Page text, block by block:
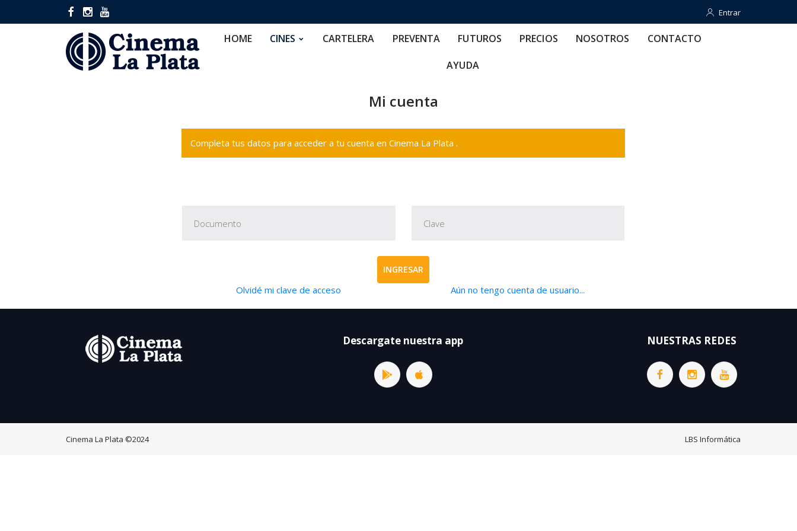
Entrar
Entrar
HOME CINES CARTELERA PREVENTA FUTUROS PRECIOS NOSOTROS CONTACTO
AYUDA
Mi cuenta
Completa tus datos para acceder a tu cuenta en Cinema La Plata .
INGRESAR
Olvidé mi clave de acceso Aún no tengo cuenta de usuario...
Descargate nuestra app NUESTRAS REDES
Cinema La Plata ©2024 LBS Informática